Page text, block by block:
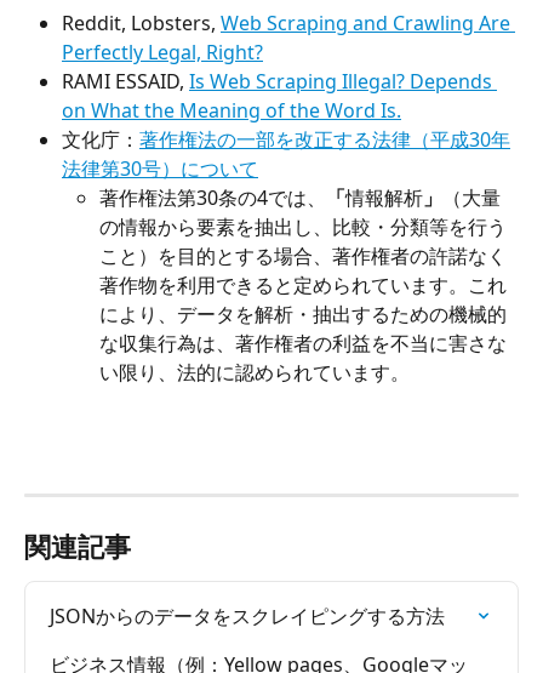
Reddit, Lobsters, Web Scraping and Crawling Are
Perfectly Legal, Right?
RAMI ESSAID, Is Web Scraping Illegal? Depends
on What the Meaning of the Word Is.
文化庁： 著作権法の一部を改正する法律（平成30年
法律第30号）について
著作権法第30条の4では、
「情報解析 」
（大量
の情報から要素を抽出し、比較・分類等を行う
こと）を目的とする場合、著作権者の許諾なく
著作物を利用できると定められています。これ
により、データを解析・抽出するための機械的
な収集行為は、著作権者の利益を不当に害さな
い限り、法的に認められています。
関連記事
JSONからのデータをスクレイピングする方法
ビジネス情報（例：Yellow pages、Googleマッ